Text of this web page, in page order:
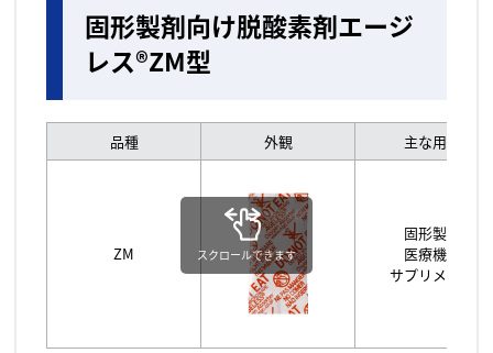
固形製剤向け脱酸素剤エージ
レス®ZM型
品種 外観 主な用途
ZM
固形製剤
医療機器
サプリメント
スクロールできます